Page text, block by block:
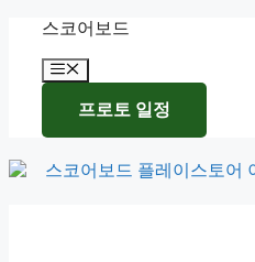
content
스코어보드
Menu
프로토 일정